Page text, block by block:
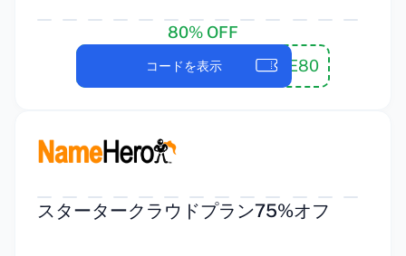
80% OFF
NHSAVE80
コードを表示
スタータークラウドプラン75%オフ